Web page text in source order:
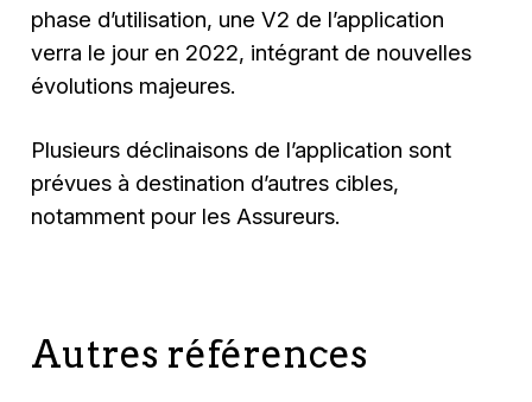
phase d’utilisation, une V2 de l’application
verra le jour en 2022, intégrant de nouvelles
évolutions majeures.
Plusieurs déclinaisons de l’application sont
prévues à destination d’autres cibles,
notamment pour les Assureurs.
Autres références